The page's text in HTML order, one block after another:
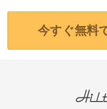
今すぐ無料